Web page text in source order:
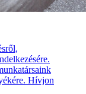
Hívjon